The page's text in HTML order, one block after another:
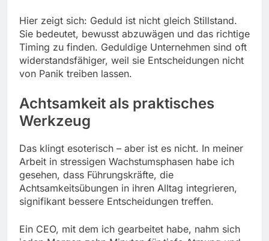
Hier zeigt sich: Geduld ist nicht gleich Stillstand.
Sie bedeutet, bewusst abzuwägen und das richtige
Timing zu finden. Geduldige Unternehmen sind oft
widerstandsfähiger, weil sie Entscheidungen nicht
von Panik treiben lassen.
Achtsamkeit als praktisches
Werkzeug
Das klingt esoterisch – aber ist es nicht. In meiner
Arbeit in stressigen Wachstumsphasen habe ich
gesehen, dass Führungskräfte, die
Achtsamkeitsübungen in ihren Alltag integrieren,
signifikant bessere Entscheidungen treffen.
Ein CEO, mit dem ich gearbeitet habe, nahm sich